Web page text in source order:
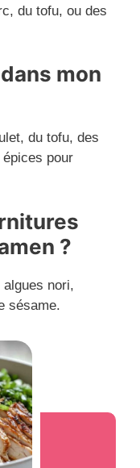
du tofu, ou des
mon
du tofu, des
pour
?
nori,
sésame.